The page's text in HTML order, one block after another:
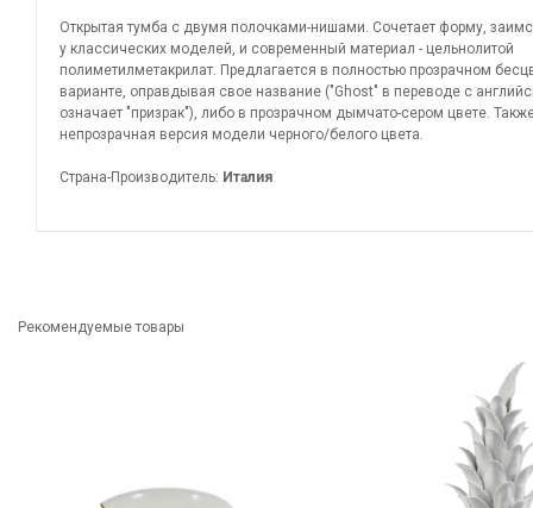
Открытая тумба с двумя полочками-нишами. Сочетает форму,
у классических моделей, и современный материал - цельнолитой
полиметилметакрилат. Предлагается в полностью прозрачном
варианте, оправдывая свое название ("Ghost" в переводе с
означает "призрак"), либо в прозрачном дымчато-сером цвете.
непрозрачная версия модели черного/белого цвета.
Страна-Производитель: Италия
Рекомендуемые товары